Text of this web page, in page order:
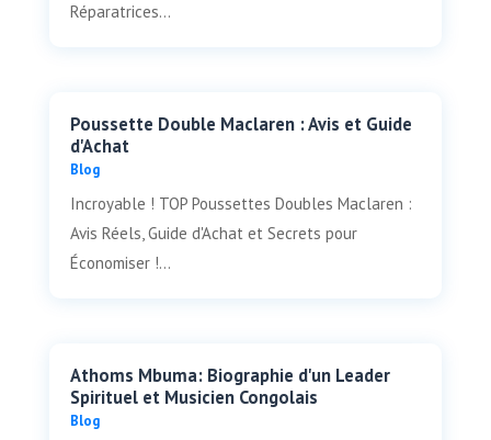
Réparatrices...
Poussette Double Maclaren : Avis et Guide
d'Achat
Blog
Incroyable ! TOP Poussettes Doubles Maclaren :
Avis Réels, Guide d'Achat et Secrets pour
Économiser !...
Athoms Mbuma: Biographie d'un Leader
Spirituel et Musicien Congolais
Blog